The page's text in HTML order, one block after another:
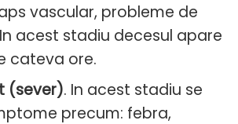
vascular, probleme de
acest stadiu decesul apare
cateva ore.
(sever). In acest stadiu se
precum: febra,